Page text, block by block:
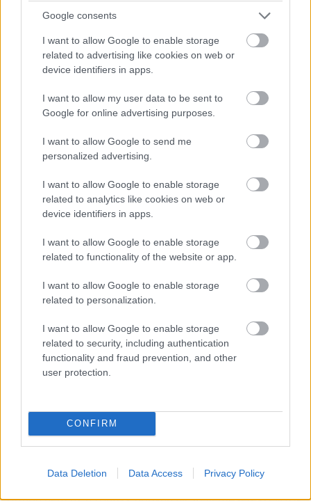
Google consents
I want to allow Google to enable storage
related to advertising like cookies on web or
device identifiers in apps.
I want to allow my user data to be sent to
Google for online advertising purposes.
I want to allow Google to send me
personalized advertising.
I want to allow Google to enable storage
related to analytics like cookies on web or
device identifiers in apps.
I want to allow Google to enable storage
related to functionality of the website or app.
I want to allow Google to enable storage
related to personalization.
I want to allow Google to enable storage
related to security, including authentication
functionality and fraud prevention, and other
user protection.
CONFIRM
Data Deletion Data Access Privacy Policy
a PC-s Sonar alkalmazásban.
Az appból szabályozható még a hangerő, a némításjelző
fény erőssége, és a sidetone funkció, ami az általunk
sajátunkat. A töltöttséget is ellenőrizhetjük, illetve
megadhatjuk, mennyi inaktivitás után kapcsoljon ki.
Átválthatunk a 2.4 GHz-es sávra, az alkalmazás
kapcsolatban marad a headsettel, és állíthatjuk a
Puha párnák, kemény hangzás
Az Arctis Nova 5 egészen könnyű, puha, hálós fülpárnái
kényelmesen veszik körbe fülünket, tartását, stabilitását
pedig egy állítható pánt garantálja (amit javasolt rögtön
fejünkhöz igazítani, mert rengeteget számít). Széles, süt
róla, hogy gamer, így utcára én már nem venném fel, de